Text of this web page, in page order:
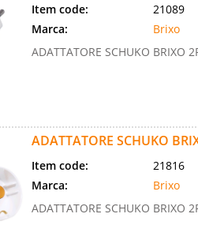
Item code:
21089
Marca:
Brixo
ADATTATORE SCHUKO BRIXO
ADATTATORE SCHUKO
Item code:
21816
Marca:
Brixo
ADATTATORE SCHUKO BRIXO